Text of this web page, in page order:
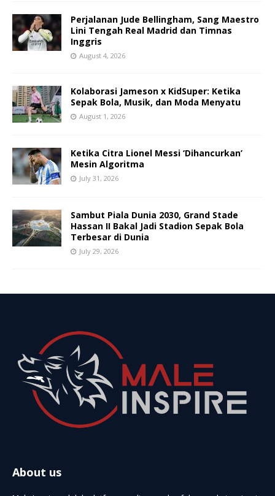
Perjalanan Jude Bellingham, Sang Maestro
Lini Tengah Real Madrid dan Timnas
Inggris
August 4, 2026
Kolaborasi Jameson x KidSuper: Ketika
Sepak Bola, Musik, dan Moda Menyatu
August 1, 2026
Ketika Citra Lionel Messi ‘Dihancurkan’
Mesin Algoritma
July 31, 2026
Sambut Piala Dunia 2030, Grand Stade
Hassan II Bakal Jadi Stadion Sepak Bola
Terbesar di Dunia
July 29, 2026
About us